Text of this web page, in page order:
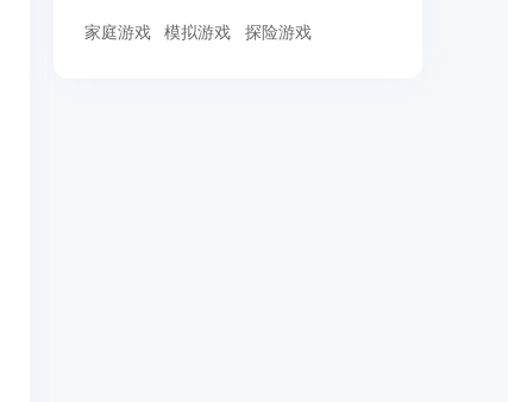
家庭游戏 模拟游戏 探险游戏